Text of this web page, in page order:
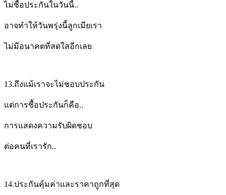
ไม่ซื้อประกันในวันนี้..
อาจทำให้วันพรุ่งนี้ลูกเมียเรา
ไม่มีอนาคตที่สดใสอีกเลย
13.ถึงแม้เราจะไม่ชอบประกัน
แต่การซื้อประกันก็คือ..
การแสดงความรับผิดชอบ
ต่อคนที่เรารัก..
14.ประกันคุ้มค่าและราคาถูกที่สุด